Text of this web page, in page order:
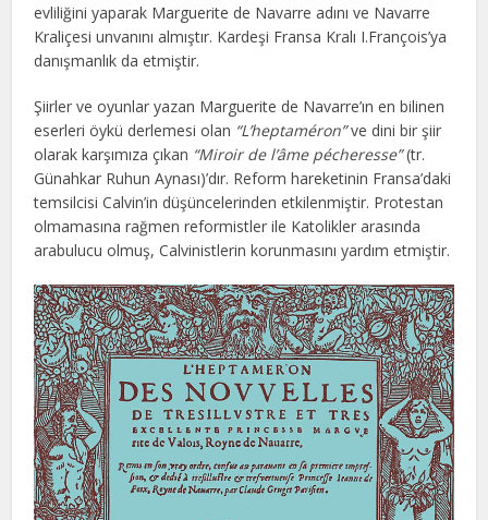
evliliğini yaparak Marguerite de Navarre adını ve Navarre
Kraliçesi unvanını almıştır. Kardeşi Fransa Kralı I.François’ya
danışmanlık da etmiştir.
Şiirler ve oyunlar yazan Marguerite de Navarre’ın en bilinen
eserleri öykü derlemesi olan “L’heptaméron”ve dini bir şiir
olarak karşımıza çıkan “Miroir de l’âme pécheresse”(tr.
Günahkar Ruhun Aynası)’dır. Reform hareketinin Fransa’daki
temsilcisi Calvin’in düşüncelerinden etkilenmiştir. Protestan
olmamasına rağmen reformistler ile Katolikler arasında
arabulucu olmuş, Calvinistlerin korunmasını yardım etmiştir.